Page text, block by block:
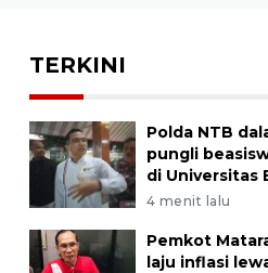
TERKINI
Polda NTB
pungli
di Universitas
4 menit lalu
Pemkot
laju inflasi